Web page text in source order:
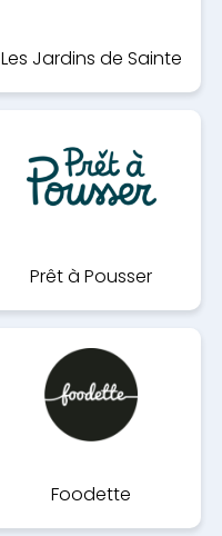
Les Jardins de Sainte
Prêt à Pousser
Foodette